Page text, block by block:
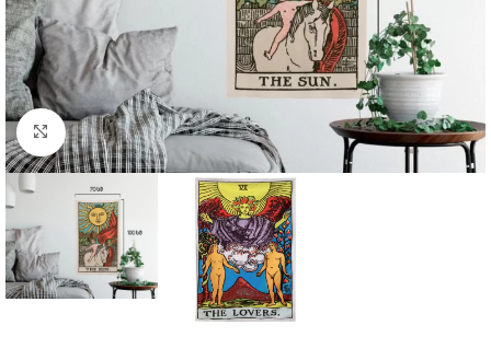
Click to enlarge